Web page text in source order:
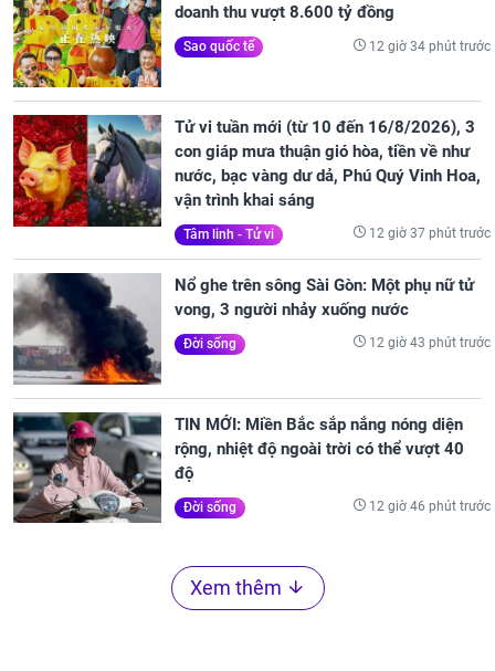
doanh thu vượt 8.600 tỷ đồng
Sao quốc tế 12 giờ 34 phút trước
Tử vi tuần mới (từ 10 đến 16/8/2026), 3
con giáp mưa thuận gió hòa, tiền về như
nước, bạc vàng dư dả, Phú Quý Vinh Hoa,
vận trình khai sáng
Tâm linh - Tử vi 12 giờ 37 phút trước
Nổ ghe trên sông Sài Gòn: Một phụ nữ tử
vong, 3 người nhảy xuống nước
Đời sống 12 giờ 43 phút trước
TIN MỚI: Miền Bắc sắp nắng nóng diện
rộng, nhiệt độ ngoài trời có thể vượt 40
độ
Đời sống 12 giờ 46 phút trước
Xem thêm